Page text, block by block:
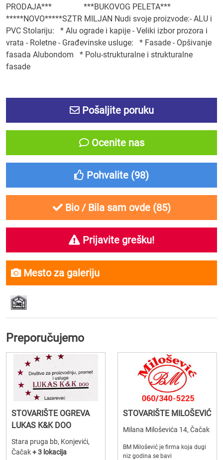
PRODAJA*** ***BUKOVOG PELETA***
*****NOVO*****SZTR MILJAN Nudi svoje proizvode:- ALU i
PVC Stolariju: * Alu ograde i kapije - Veliki izbor prozora i
vrata - Roletne - Građevinske usluge: * Fasade - Opšivanje
fasada Alubondom * Polu-strukturalne i strukturalne
fasade
Pošaljite poruku
Ocenite nas
Pohvalite (98)
Bio / Bila sam ovde (85)
Prijavite grešku!
Mesto za galeriju
Preporučujemo
STOVARIŠTE OGREVA
LUKAS K&K DOO
Stara pruga bb, Konjevići,
Čačak+ 3 lokacija
STOVARIŠTE MILOŠEVIĆ
Milana Miloševića 14, Čačak
BM Milošević je firma koja dugi
niz godina se bavi